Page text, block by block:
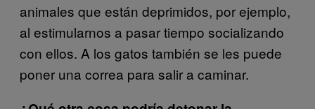
animales que están deprimidos, por ejemplo,
al estimularnos a pasar tiempo socializando
con ellos. A los gatos también se les puede
poner una correa para salir a caminar.